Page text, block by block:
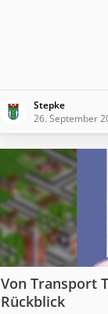
Stepke
26. September
Von Transport
Rückblick